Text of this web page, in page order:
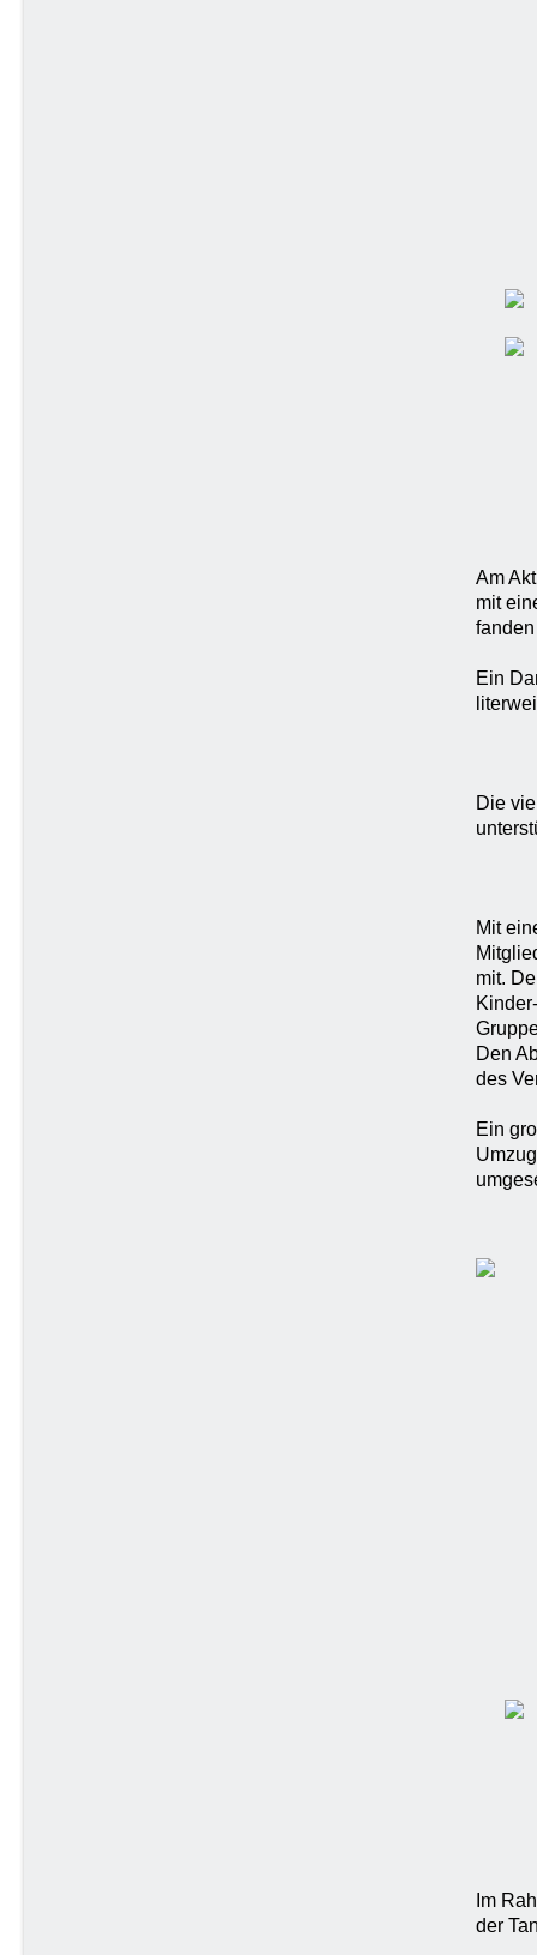
Am
mit
Ein
Die
Mit
mit.
Den
des
Ein
Im
der